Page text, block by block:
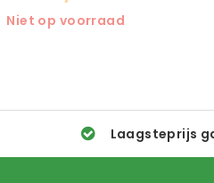
Niet op voorraad
Laagsteprijs